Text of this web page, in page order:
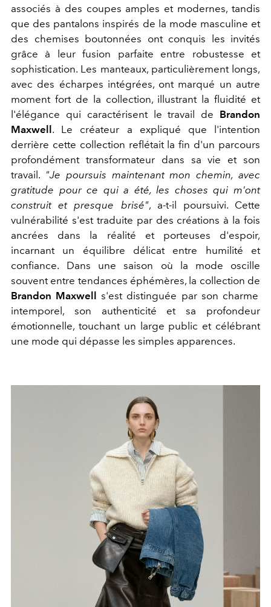
associés à des coupes amples et modernes, tandis
que des pantalons inspirés de la mode masculine et
des chemises boutonnées ont conquis les invités
grâce à leur fusion parfaite entre robustesse et
sophistication. Les manteaux, particulièrement longs,
avec des écharpes intégrées, ont marqué un autre
moment fort de la collection, illustrant la fluidité et
l'élégance qui caractérisent le travail de Brandon
Maxwell . Le créateur a expliqué que l'intention
derrière cette collection reflétait la fin d'un parcours
profondément transformateur dans sa vie et son
travail. "Je poursuis maintenant mon chemin, avec
gratitude pour ce qui a été, les choses qui m'ont
construit et presque brisé", a-t-il poursuivi. Cette
vulnérabilité s'est traduite par des créations à la fois
ancrées dans la réalité et porteuses d'espoir,
incarnant un équilibre délicat entre humilité et
confiance.
Dans une saison où la mode oscille
souvent entre tendances éphémères, la collection de
Brandon Maxwell
s'est distinguée par son charme
intemporel, son authenticité et sa profondeur
émotionnelle, touchant un large public et célébrant
une mode qui dépasse les simples apparences.